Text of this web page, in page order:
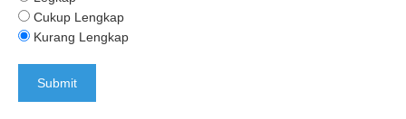
Cukup Lengkap
Kurang Lengkap